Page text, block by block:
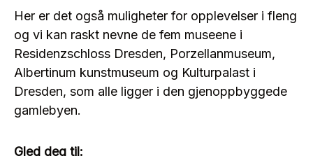
Her er det også muligheter for opplevelser i fleng
og vi kan raskt nevne de fem museene i
Residenzschloss Dresden, Porzellanmuseum,
Albertinum kunstmuseum og Kulturpalast i
Dresden, som alle ligger i den gjenoppbyggede
gamlebyen.
Gled deg til: